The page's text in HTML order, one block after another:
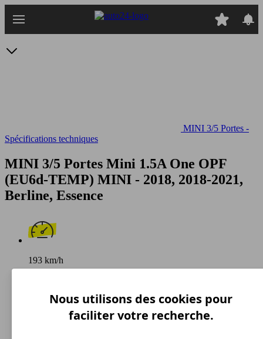
au
MINI 3/5 Portes -
Spécifications techniques
MINI 3/5 Portes Mini 1.5A One OPF
(EU6d-TEMP) MINI - 2018, 2018-2021,
Berline, Essence
193 km/h
Nous utilisons des cookies pour
faciliter votre recherche.